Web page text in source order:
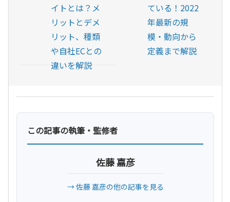
イトとは？メ
リットとデメ
リット、種類
や自社ECとの
違いを解説
ている！2022
年最新の規
模・動向から
定義まで解説
この記事の執筆・監修者
佐藤 嘉彦
→ 佐藤 嘉彦の他の記事を見る